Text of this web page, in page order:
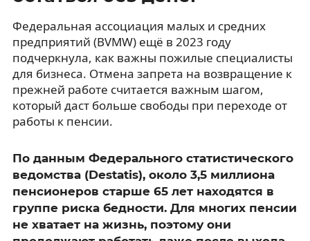
Федеральная ассоциация малых и средних
предприятий (BVMW) ещё в 2023 году
подчеркнула, как важны пожилые специалисты
для бизнеса. Отмена запрета на возвращение к
прежней работе считается важным шагом,
который даст больше свободы при переходе от
работы к пенсии.
По данным Федерального статистического
ведомства (Destatis), около 3,5 миллиона
пенсионеров старше 65 лет находятся в
группе риска бедности. Для многих пенсии
не хватает на жизнь, поэтому они